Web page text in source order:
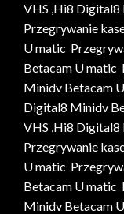
VHS ,Hi8 Digital8
Przegrywanie
U matic
Betacam U matic
Minidv Betacam
Digital8 Minidv
VHS ,Hi8 Digital8
Przegrywanie
U matic
Betacam U matic
Minidv Betacam